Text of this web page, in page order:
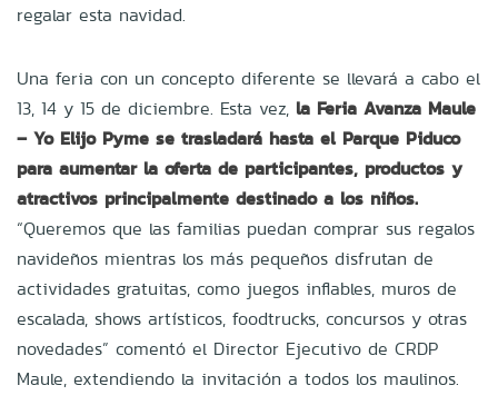
regalar esta navidad.
Una feria con un concepto diferente se llevará a cabo el
13, 14 y 15 de diciembre. Esta vez, la Feria Avanza Maule
– Yo Elijo Pyme se trasladará hasta el Parque Piduco
para aumentar la oferta de participantes, productos y
atractivos principalmente destinado a los niños.
“Queremos que las familias puedan comprar sus regalos
navideños mientras los más pequeños disfrutan de
actividades gratuitas, como juegos inflables, muros de
escalada, shows artísticos, foodtrucks, concursos y otras
novedades” comentó el Director Ejecutivo de CRDP
Maule, extendiendo la invitación a todos los maulinos.